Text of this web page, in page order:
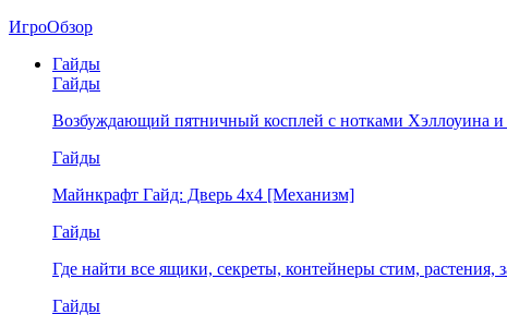
ИгроОбзор
Гайды
Гайды
Возбуждающий пятничный косплей с нотками Хэллоуина и
Гайды
Майнкрафт Гайд: Дверь 4х4 [Механизм]
Гайды
Где найти все ящики, секреты, контейнеры стим,
Гайды